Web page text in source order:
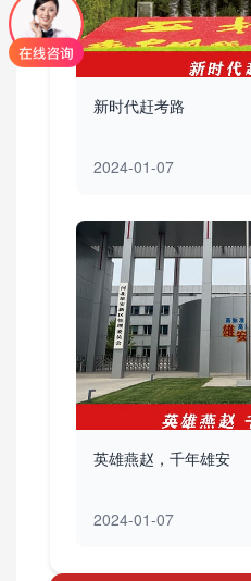
新时代赶考路
2024-01-07
英雄燕赵，千年雄安
2024-01-07